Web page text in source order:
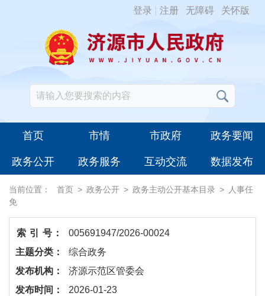
登录 注册 无障碍 关怀版
首页 市情 市政府 政务要闻
政务公开 政务服务 互动交流 数据发布
当前位置： 首页 > 政务公开 > 政务主动公开基本目录 > 人事任
免
索 引 号：
005691947/2026-00024
主题分类：
综合政务
发布机构：
济源示范区管委会
发布时间：
2026-01-23